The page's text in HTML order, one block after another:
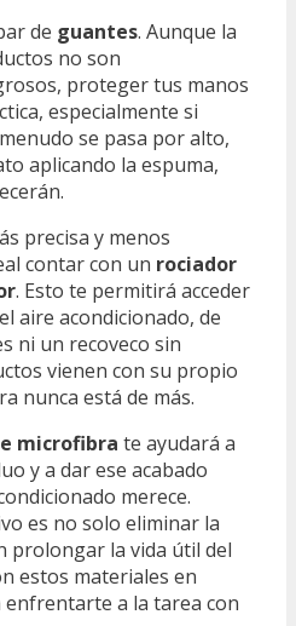
de guantes. Aunque la
no son
proteger tus manos
especialmente si
se pasa por alto,
aplicando la espuma,
precisa y menos
contar con un rociador
. Esto te permitirá acceder
aire acondicionado, de
ni un recoveco sin
vienen con su propio
nunca está de más.
microfibra te ayudará a
y a dar ese acabado
merece.
es no solo eliminar la
prolongar la vida útil del
estos materiales en
a la tarea con